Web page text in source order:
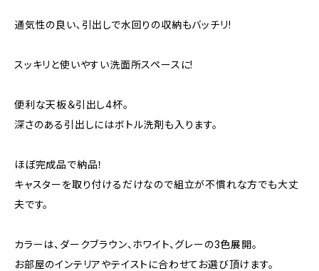
通気性の良い､引出しで水回りの収納もバッチリ!
スッキリと使いやすい洗面所スペースに!
便利な天板＆引出し4杯。
深さのある引出しにはボトル洗剤も入ります。
ほぼ完成品で納品！
キャスターを取り付けるだけなので組立が不慣れな方でも大丈
夫です。
カラーは、ダークブラウン、ホワイト、グレーの3色展開。
お部屋のインテリアやテイストに合わせてお選び頂けます。